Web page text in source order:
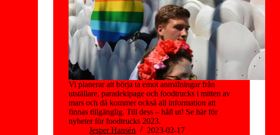
Vi planerar att börja ta emot anmälningar från
utställare, paradekipage och foodtrucks i mitten av
mars och då kommer också all information att
finnas tillgänglig. Till dess – håll ut! Se här för
nyheter för foodtrucks 2023.
Jesper Hansén
2023-02-17